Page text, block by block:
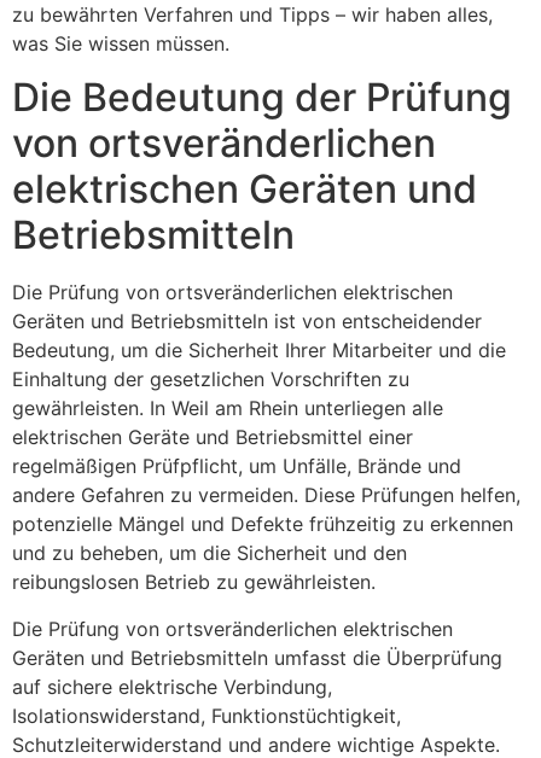
zu bewährten Verfahren und Tipps – wir haben alles,
was Sie wissen müssen.
Die Bedeutung der Prüfung
von ortsveränderlichen
elektrischen Geräten und
Betriebsmitteln
Die Prüfung von ortsveränderlichen elektrischen
Geräten und Betriebsmitteln ist von entscheidender
Bedeutung, um die Sicherheit Ihrer Mitarbeiter und die
Einhaltung der gesetzlichen Vorschriften zu
gewährleisten. In Weil am Rhein unterliegen alle
elektrischen Geräte und Betriebsmittel einer
regelmäßigen Prüfpflicht, um Unfälle, Brände und
andere Gefahren zu vermeiden. Diese Prüfungen helfen,
potenzielle Mängel und Defekte frühzeitig zu erkennen
und zu beheben, um die Sicherheit und den
reibungslosen Betrieb zu gewährleisten.
Die Prüfung von ortsveränderlichen elektrischen
Geräten und Betriebsmitteln umfasst die Überprüfung
auf sichere elektrische Verbindung,
Isolationswiderstand, Funktionstüchtigkeit,
Schutzleiterwiderstand und andere wichtige Aspekte.